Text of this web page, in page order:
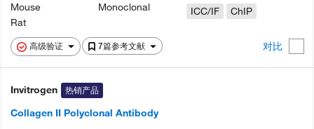
高级验证 7篇参考文献 对比
Mouse
Rat
Monoclonal
ICC/IF
ChIP
Invitrogen 热销产品
Collagen II Polyclonal Antibody